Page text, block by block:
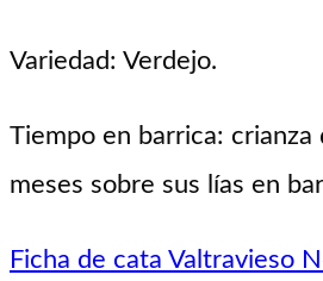
Variedad: Verdejo.
Tiempo en barrica: crianza
meses sobre sus lías en
Ficha de cata Valtravieso